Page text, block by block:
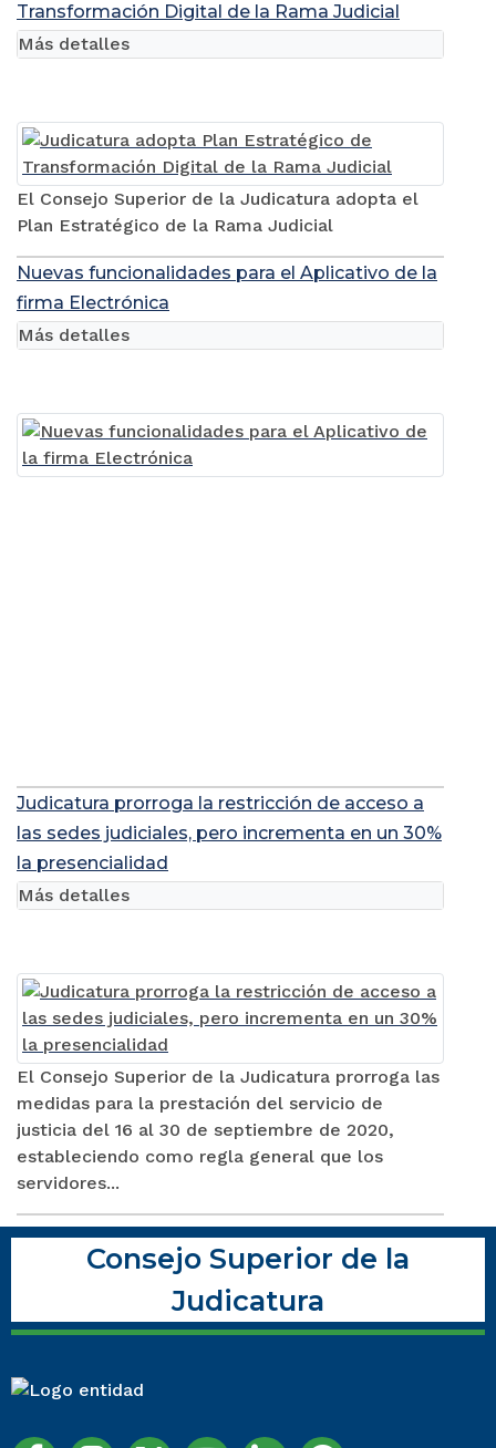
Transformación Digital de la Rama Judicial
El Consejo Superior de la Judicatura adopta el
Plan Estratégico de la Rama Judicial
Más detalles
Nuevas funcionalidades para el Aplicativo de la
firma Electrónica
Más detalles
Judicatura prorroga la restricción de acceso a
las sedes judiciales, pero incrementa en un 30%
la presencialidad
El Consejo Superior de la Judicatura prorroga las
medidas para la prestación del servicio de
justicia del 16 al 30 de septiembre de 2020,
estableciendo como regla general que los
servidores...
Más detalles
Consejo Superior de la
Judicatura